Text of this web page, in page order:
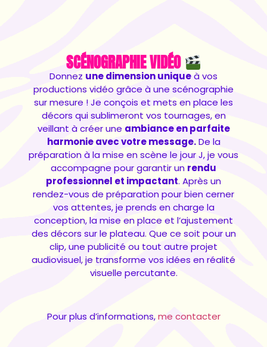
SCÉNOGRAPHIE VIDÉO
Donnez une dimension uniqueà vos
productions vidéo grâce à une scénographie
sur mesure ! Je conçois et mets en place les
décors qui sublimeront vos tournages, en
veillant à créer une ambiance en parfaite
harmonie avec votre message.De la
préparation à la mise en scène le jour J, je vous
accompagne pour garantir un rendu
professionnel et impactant. Après un
rendez-vous de préparation pour bien cerner
vos attentes, je prends en charge la
conception, la mise en place et l’ajustement
des décors sur le plateau. Que ce soit pour un
clip, une publicité ou tout autre projet
audiovisuel, je transforme vos idées en réalité
visuelle percutante.
Pour plus d’informations,me contacter